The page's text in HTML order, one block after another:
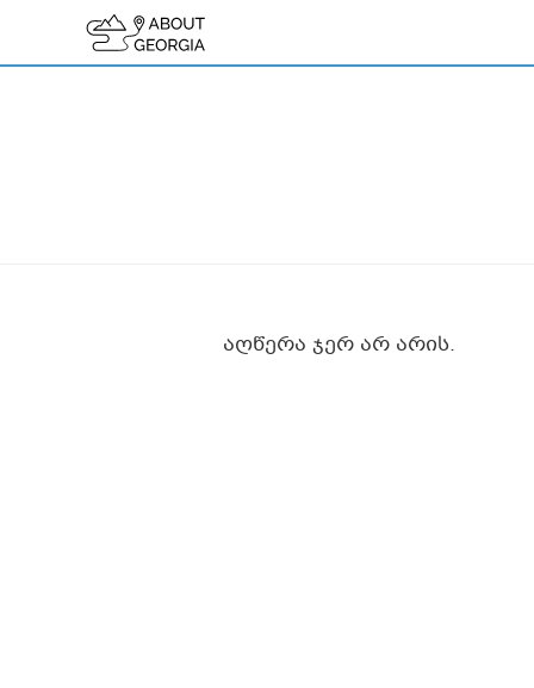
აღწერა ჯერ არ არის.